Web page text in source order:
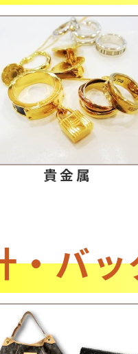
貴金属
・バ